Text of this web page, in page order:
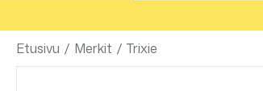
Etusivu / Merkit / Trixie